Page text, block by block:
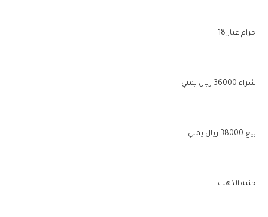
جرام عيار 18
شراء 36000 ريال يمني
بيع 38000 ريال يمني
جنيه الذهب